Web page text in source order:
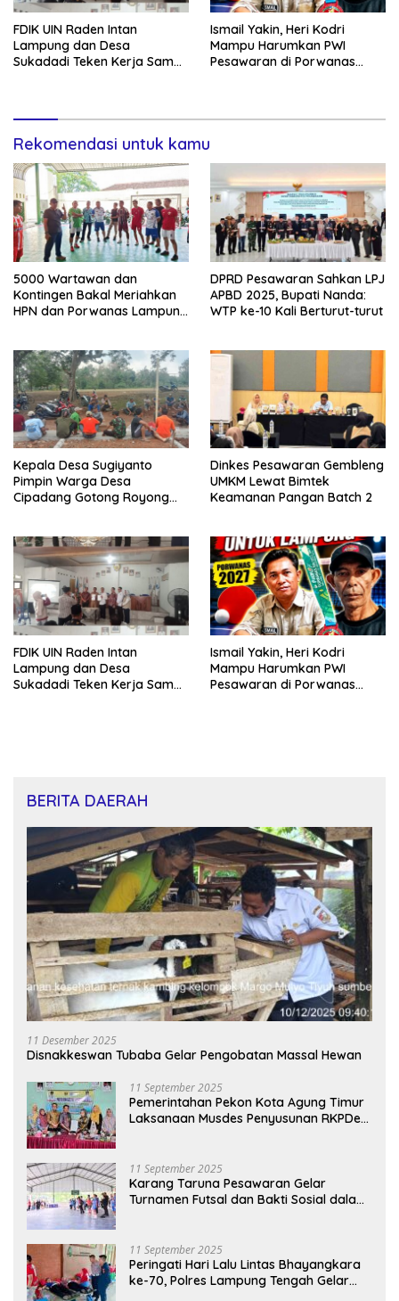
FDIK UIN Raden Intan
Lampung dan Desa
Sukadadi Teken Kerja Sama,
Ismail Yakin, Heri Kodri
Mampu Harumkan PWI
Pesawaran di Porwanas
Rekomendasi untuk kamu
5000 Wartawan dan
Kontingen Bakal Meriahkan
HPN dan Porwanas Lampung
DPRD Pesawaran Sahkan LPJ
APBD 2025, Bupati Nanda:
WTP ke-10 Kali Berturut-turut
Kepala Desa Sugiyanto
Pimpin Warga Desa
Cipadang Gotong Royong
Dinkes Pesawaran Gembleng
UMKM Lewat Bimtek
Keamanan Pangan Batch 2
FDIK UIN Raden Intan
Lampung dan Desa
Sukadadi Teken Kerja Sama,
Ismail Yakin, Heri Kodri
Mampu Harumkan PWI
Pesawaran di Porwanas
BERITA DAERAH
11 Desember 2025
Disnakkeswan Tubaba Gelar Pengobatan Massal Hewan
11 September 2025
Pemerintahan Pekon Kota Agung Timur
Laksanaan Musdes Penyusunan RKPDes
11 September 2025
Karang Taruna Pesawaran Gelar
Turnamen Futsal dan Bakti Sosial dalam
11 September 2025
Peringati Hari Lalu Lintas Bhayangkara
ke-70, Polres Lampung Tengah Gelar